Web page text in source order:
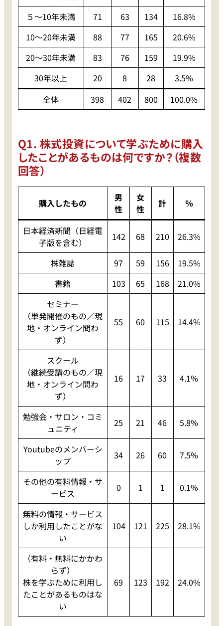
５〜10年未満
71 63 134
16.8%
10〜20年未満
88 77 165
20.6%
20〜30年未満
83 76 159
19.9%
30年以上
20 8 28
3.5%
全体
398 402 800 100.0%
Q1. 株式投資について学ぶために購入
したことがあるものは何ですか？（複数
回答）
購入したもの
男
性
女
性
計 ％
日本経済新聞（日経電
子版を含む）
142 68 210 26.3%
株雑誌 97 59 156
19.5%
書籍
103 65 168
21.0%
セミナー
（単発開催のもの／現
地・オンライン問わ
ず）
55 60 115 14.4%
スクール
（継続受講のもの／現
地・オンライン問わ
ず）
16 17 33 4.1%
勉強会・サロン・コミ
ュニティ
25 21 46 5.8%
Youtubeのメンバーシ
ップ
34 26 60 7.5%
その他の有料情報・サ
ービス
0 1 1 0.1%
無料の情報・サービス
しか利用したことがな
い
104 121 225 28.1%
（有料・無料にかかわ
らず）
株を学ぶために利用し
たことがあるものはな
い
69 123 192 24.0%